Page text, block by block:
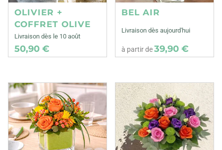
OLIVIER +
COFFRET OLIVE
Livraison dès le 10 août
50,90 €
BEL AIR
Livraison dès aujourd'hui
à partir de39,90 €